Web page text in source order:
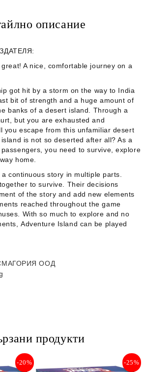
описание
A nice, comfortable journey on a
got hit by a storm on the way to India
bit of strength and a huge amount of
banks of a desert island. Through a
but you are exhausted and
you escape from this unfamiliar desert
is not so deserted after all? As a
you need to survive, explore
home.
a continuous story in multiple parts.
to survive. Their decisions
of the story and add new elements
reached throughout the game
With so much to explore and no
Adventure Island can be played
ООД
продукти
-20% -25%